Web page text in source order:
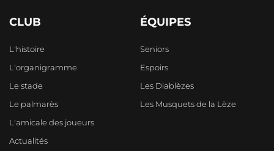
CLUB
L'histoire
L'organigramme
Le stade
Le palmarès
L'amicale des joueurs
Actualités
ÉQUIPES
Seniors
Espoirs
Les Diablèzes
Les Musquets de la Lèze